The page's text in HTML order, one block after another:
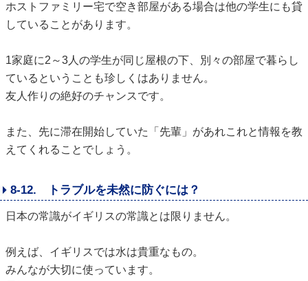
ホストファミリー宅で空き部屋がある場合は他の学生にも貸
していることがあります。
1家庭に2～3人の学生が同じ屋根の下、別々の部屋で暮らし
ているということも珍しくはありません。
友人作りの絶好のチャンスです。
また、先に滞在開始していた「先輩」があれこれと情報を教
えてくれることでしょう。
8-12. トラブルを未然に防ぐには？
日本の常識がイギリスの常識とは限りません。
例えば、イギリスでは水は貴重なもの。
みんなが大切に使っています。